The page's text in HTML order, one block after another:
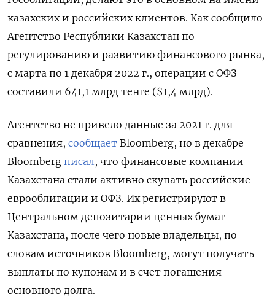
казахских и российских клиентов. Как сообщило
Агентство Республики Казахстан по
регулированию и развитию финансового рынка,
с марта по 1 декабря 2022 г., операции с ОФЗ
составили 641,1 млрд тенге ($1,4 млрд).
Агентство не привело данные за 2021 г. для
сравнения, сообщает Bloomberg, но в декабре
Bloomberg писал, что финансовые компании
Казахстана стали активно скупать российские
еврооблигации и ОФЗ. Их регистрируют в
Центральном депозитарии ценных бумаг
Казахстана, после чего новые владельцы, по
словам источников Bloomberg, могут получать
выплаты по купонам и в счет погашения
основного долга.